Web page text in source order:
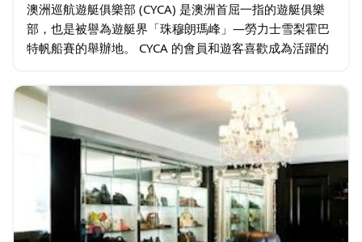
澳洲巡航遊艇俱樂部 (CYCA) 是澳洲首屈一指的遊艇俱樂
部，也是被譽為遊艇界「珠穆朗瑪峰」—勞力士雪梨霍巴
特帆船賽的舉辦地。 CYCA 的會員和遊客喜歡成為活躍的
設施和國際聲譽…